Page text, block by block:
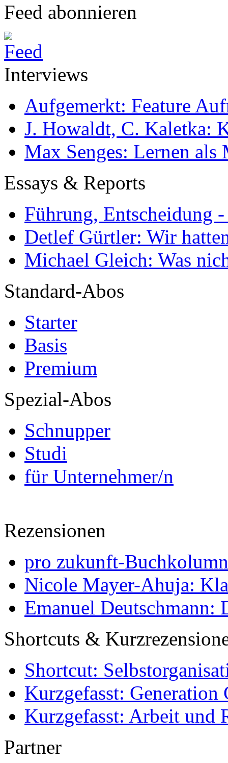
Feed abonnieren
Interviews
Aufgemerkt: Feature
J. Howaldt, C. Kaletka:
Max Senges: Lernen als
Essays & Reports
Führung, Entscheidung
Detlef Gürtler: Wir
Michael Gleich: Was
Standard-Abos
Starter
Basis
Premium
Spezial-Abos
Schnupper
Studi
für Unternehmer/n
Rezensionen
pro zukunft-
Nicole Mayer-Ahuja:
Emanuel Deutschmann:
Shortcuts &
Shortcut:
Kurzgefasst: Generation
Kurzgefasst: Arbeit und
Partner